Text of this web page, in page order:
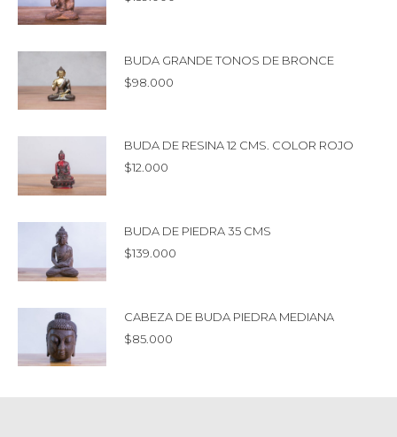
BUDA GRANDE TONOS DE BRONCE
$98.000
BUDA DE RESINA 12 CMS. COLOR ROJO
$12.000
BUDA DE PIEDRA 35 CMS
$139.000
CABEZA DE BUDA PIEDRA MEDIANA
$85.000